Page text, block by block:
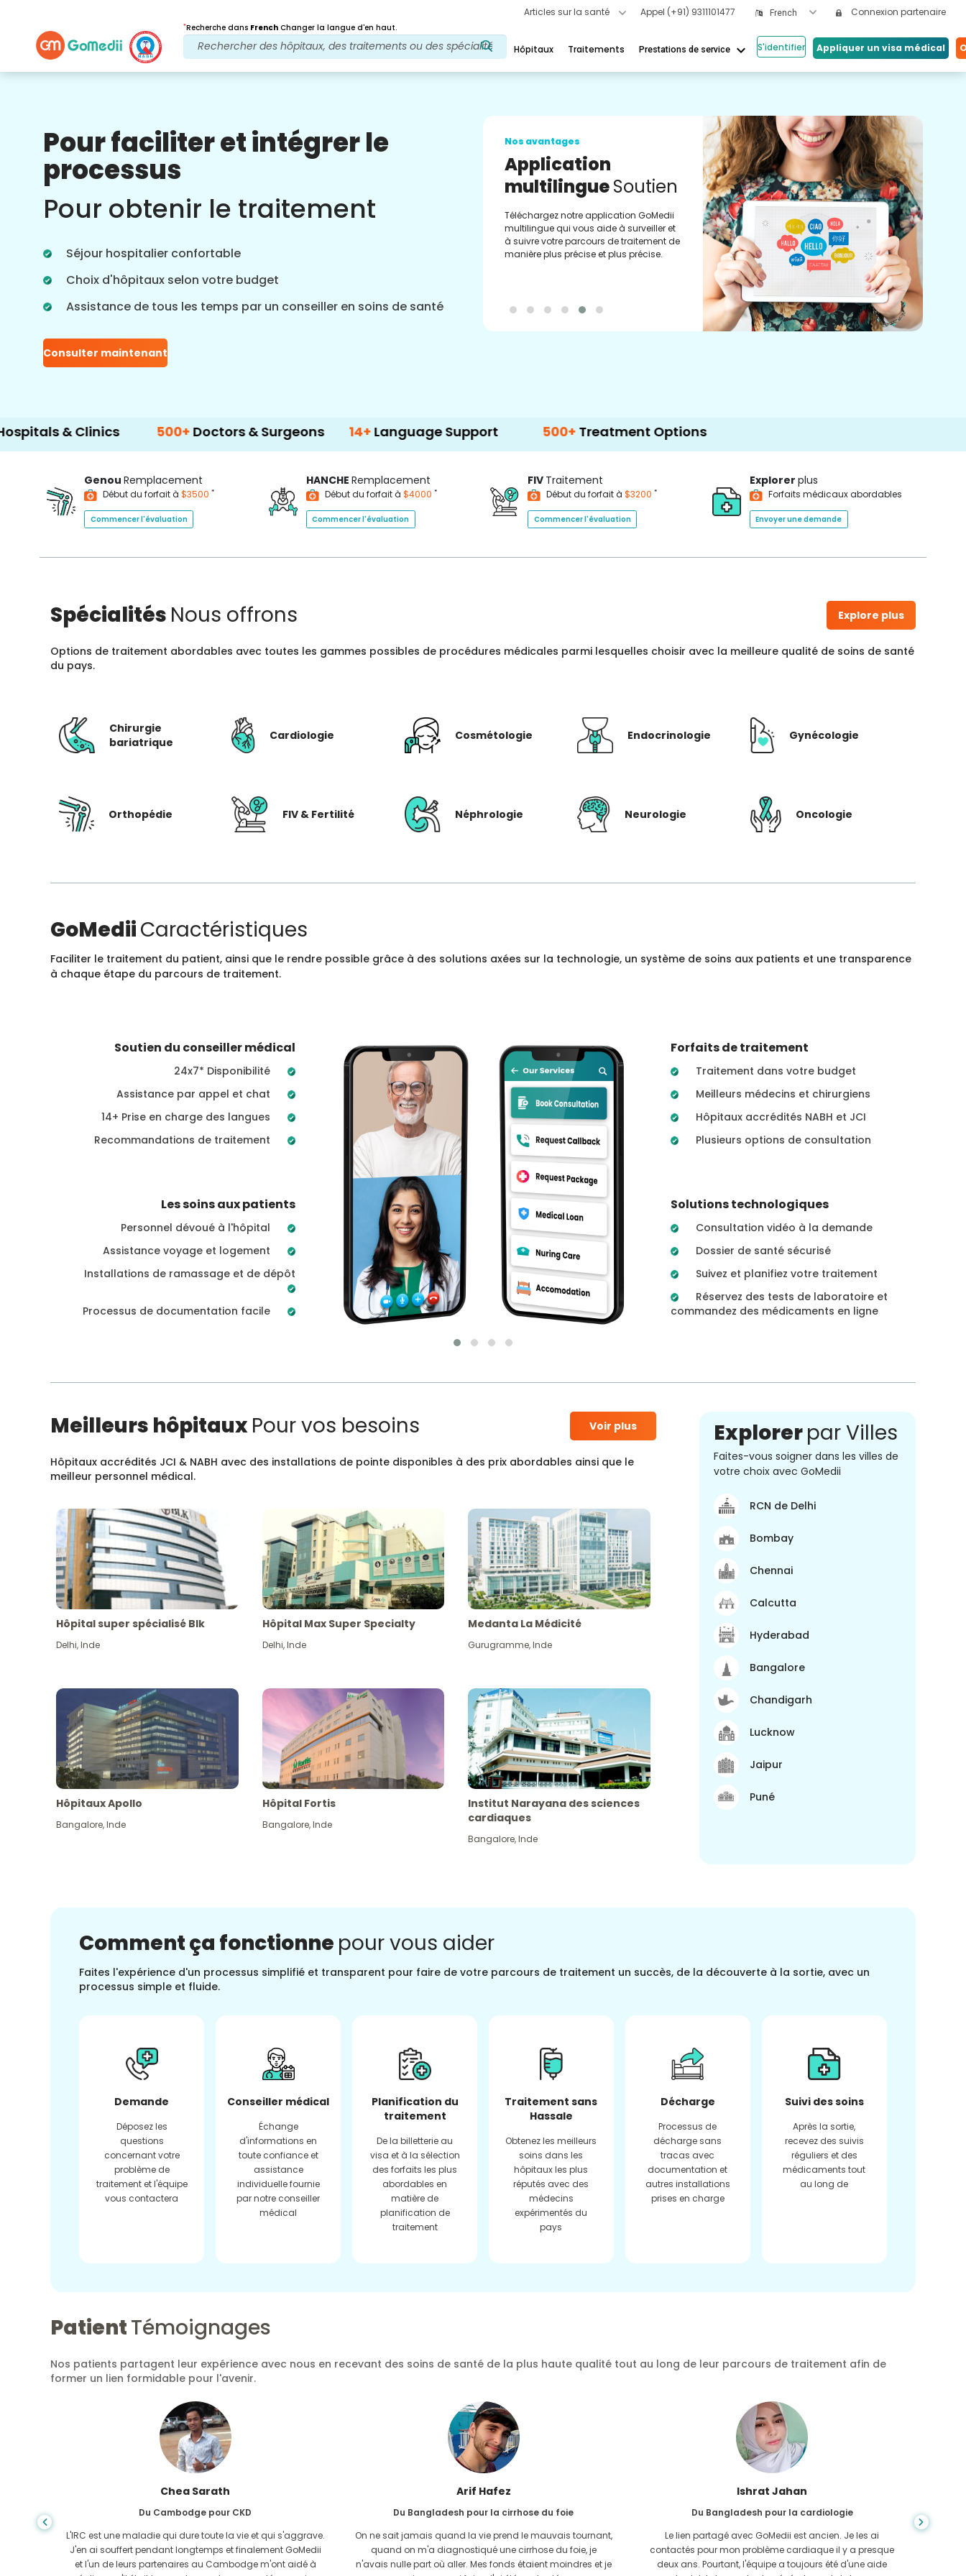
Articles sur la santé Appel (+91) 9311101477 French Connexion partenaire
*Recherche dans French Changer la langue d'en haut.
Hôpitaux Traitements Prestations de service keyboard_arrow_down S'identifier Appliquer un visa médical
Pour faciliter et intégrer le
processus
Pour obtenir le traitement
Séjour hospitalier confortable
Choix d'hôpitaux selon votre budget
Assistance de tous les temps par un conseiller en soins de santé
Consulter maintenant
Nos avantages
Vidéo en ligne
Consultations
Consultation en ligne avec nos
réel pour une meilleure expérience de
Nos avantages
Application
multilingueSoutien
Téléchargez notre application GoMedii
multilingue qui vous aide à surveiller et
à suivre votre parcours de traitement de
manière plus précise et plus précise.
Clinics 500+ Doctors & Surgeons 14+Language Support 500+ Treatment Options
Genou Remplacement
Début du forfait à $3500 *
Commencer l'évaluation
HANCHE Remplacement
Début du forfait à $4000 *
Commencer l'évaluation
FIV Traitement
Début du forfait à $3200 *
Commencer l'évaluation
Explorer plus
Forfaits médicaux abordables
Envoyer une demande
Spécialités Nous offrons Explore plus
Options de traitement abordables avec toutes les gammes possibles de procédures médicales parmi lesquelles choisir avec la meilleure qualité de soins de santé
du pays.
Chirurgie
bariatrique
Cardiologie Cosmétologie Endocrinologie Gynécologie
Orthopédie FIV & Fertilité Néphrologie Neurologie Oncologie
GoMediiCaractéristiques
Faciliter le traitement du patient, ainsi que le rendre possible grâce à des solutions axées sur la technologie, un système de soins aux patients et une transparence
à chaque étape du parcours de traitement.
Soutien du conseiller médical
24x7* Disponibilité
Assistance par appel et chat
14+ Prise en charge des langues
Recommandations de traitement
Les soins aux patients
Personnel dévoué à l'hôpital
Assistance voyage et logement
Installations de ramassage et de dépôt
Processus de documentation facile
Forfaits de traitement
Traitement dans votre budget
Meilleurs médecins et chirurgiens
Hôpitaux accrédités NABH et JCI
Plusieurs options de consultation
Solutions technologiques
Consultation vidéo à la demande
Dossier de santé sécurisé
Suivez et planifiez votre traitement
Réservez des tests de laboratoire et
commandez des médicaments en ligne
Meilleurs hôpitauxPour vos besoins Voir plus
Hôpitaux accrédités JCI & NABH avec des installations de pointe disponibles à des prix abordables ainsi que le
meilleur personnel médical.
Hôpital super spécialisé Blk
Delhi,Inde
Hôpital Max Super Specialty
Delhi,Inde
Medanta La Médicité
Gurugramme,Inde
Hôpitaux Apollo
Bangalore,Inde
Hôpital Fortis
Bangalore,Inde
Institut Narayana des sciences
cardiaques
Bangalore,Inde
Explorerpar Villes
Faites-vous soigner dans les villes de
votre choix avec GoMedii
RCN de Delhi
Bombay
Chennai
Calcutta
Hyderabad
Bangalore
Chandigarh
Lucknow
Jaipur
Puné
Comment ça fonctionne pour vous aider
Faites l'expérience d'un processus simplifié et transparent pour faire de votre parcours de traitement un succès, de la découverte à la sortie, avec un
processus simple et fluide.
Demande
Déposez les
questions
concernant votre
problème de
traitement et l'équipe
vous contactera
Conseiller médical
Échange
d'informations en
toute confiance et
assistance
individuelle fournie
par notre conseiller
médical
Planification du
traitement
De la billetterie au
visa et à la sélection
des forfaits les plus
abordables en
matière de
planification de
traitement
Traitement sans
Hassale
Obtenez les meilleurs
soins dans les
hôpitaux les plus
réputés avec des
médecins
expérimentés du
pays
Décharge
Processus de
décharge sans
tracas avec
documentation et
autres installations
prises en charge
Suivi des soins
Après la sortie,
recevez des suivis
réguliers et des
médicaments tout
au long de
PatientTémoignages
Nos patients partagent leur expérience avec nous en recevant des soins de santé de la plus haute qualité tout au long de leur parcours de traitement afin de
former un lien formidable pour l'avenir.
Chea Sarath
Du Cambodge pour CKD
L'IRC est une maladie qui dure toute la vie et qui s'aggrave.
J'en ai souffert pendant longtemps et finalement GoMedii
et l'un de leurs partenaires au Cambodge m'ont aidé à
Arif Hafez
Du Bangladesh pour la cirrhose du foie
On ne sait jamais quand la vie prend le mauvais tournant,
quand on m'a diagnostiqué une cirrhose du foie, je
n'avais nulle part où aller. Mes fonds étaient moindres et je
Ishrat Jahan
Du Bangladesh pour la cardiologie
Le lien partagé avec GoMedii est ancien. Je les ai
contactés pour mon problème cardiaque il y a presque
deux ans. Pourtant, l'équipe a toujours été d'une aide